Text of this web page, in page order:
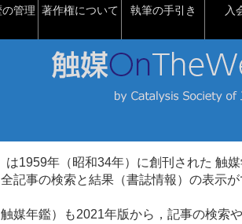
管理 著作権について 執筆の手引き 入
は1959年（昭和34年）に創刊された 触媒
記事の検索と結果（書誌情報）の表示
媒年鑑）も2021年版から，記事の検索